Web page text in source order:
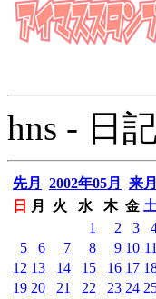
hns - 日
先月 2002年05月
来月
日
月 火 水 木 金 土
1
2 3
5
6 7 8 9 10 11
12 13 14 15 16 17
19 20 21 22 23 24